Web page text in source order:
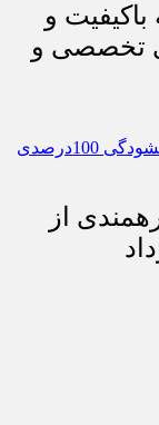
و
تخصصی و
فرصت مؤدیان مالیاتی برای بهره‎مندی از